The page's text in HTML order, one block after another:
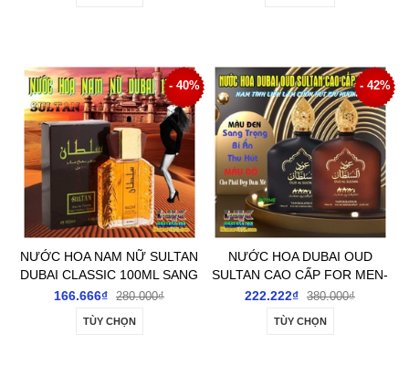
- 40%
NƯỚC HOA NAM NỮ SULTAN
DUBAI CLASSIC 100ML SANG
CHẢNH QUYẾN RŨ LƯU
166.666₫ 280.000₫
TÙY CHỌN
- 42%
NƯỚC HOA DUBAI OUD
SULTAN CAO CẤP FOR MEN-
100ML CHÍNH HÃNG THƠM
222.222₫ 380.000₫
TÙY CHỌN